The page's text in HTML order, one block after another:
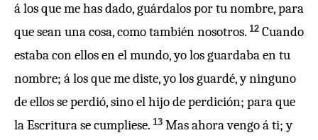
á los que me has dado, guárdalos por tu nombre, para
que sean una cosa, como también nosotros. 12 Cuando
estaba con ellos en el mundo, yo los guardaba en tu
nombre; á los que me diste, yo los guardé, y ninguno
de ellos se perdió, sino el hijo de perdición; para que
la Escritura se cumpliese. 13 Mas ahora vengo á ti; y